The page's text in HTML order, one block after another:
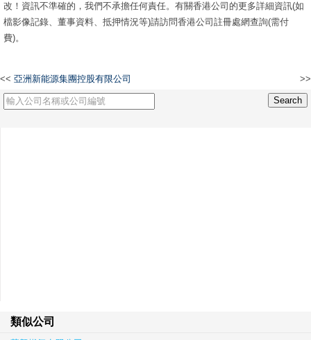
改！資訊不準確的，我們不承擔任何責任。有關香港公司的更多詳細資訊(如
檔影像記錄、董事資料、抵押情況等)請訪問香港公司註冊處網查詢(需付
費)。
<< 亞洲新能源集團控股有限公司 >>
類似公司